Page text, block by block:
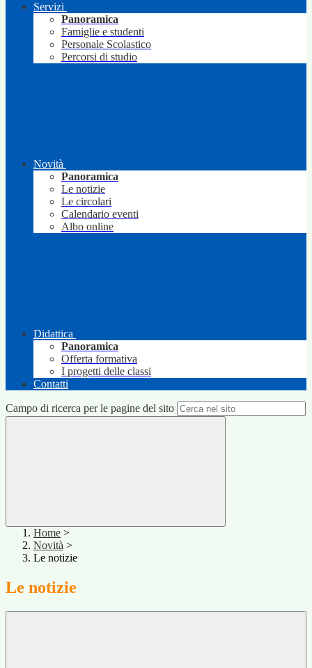
Servizi
Panoramica
Famiglie e studenti
Personale Scolastico
Percorsi di studio
Novità
Panoramica
Le notizie
Le circolari
Calendario eventi
Albo online
Didattica
Panoramica
Offerta formativa
I progetti delle classi
Contatti
Campo di ricerca per le pagine del sito
Home >
Novità >
Le notizie
Le notizie